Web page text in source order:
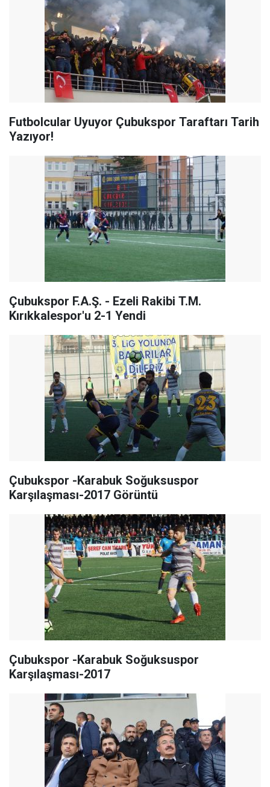
Futbolcular Uyuyor Çubukspor Taraftarı Tarih
Yazıyor!
Çubukspor F.A.Ş. - Ezeli Rakibi T.M.
Kırıkkalespor'u 2-1 Yendi
Çubukspor -Karabuk Soğuksuspor
Karşılaşması-2017 Görüntü
Çubukspor -Karabuk Soğuksuspor
Karşılaşması-2017